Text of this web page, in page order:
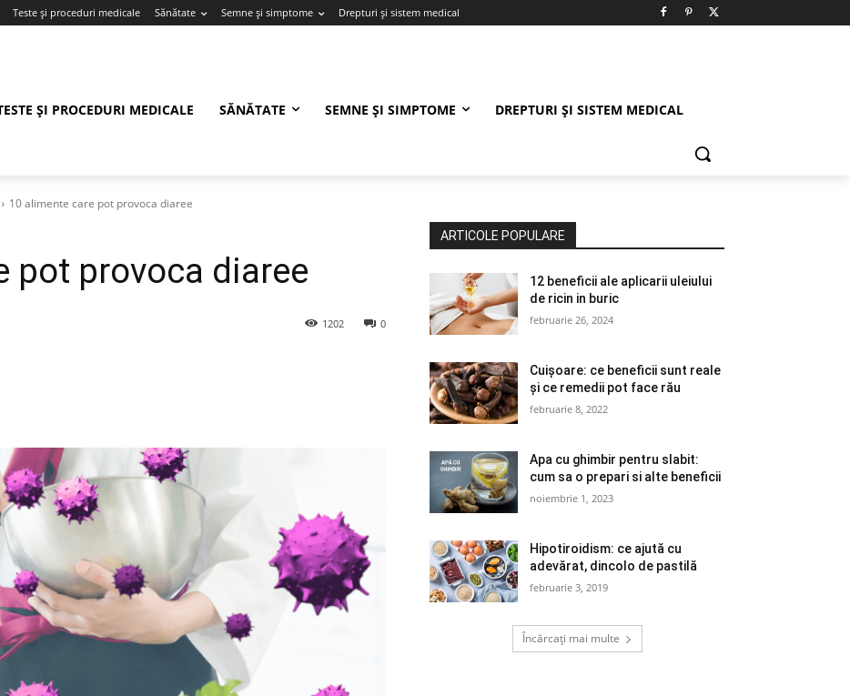
Teste și proceduri medicale Sănătate Semne și simptome Drepturi și sistem medical
ȘI PROCEDURI MEDICALE SĂNĂTATE SEMNE ȘI SIMPTOME DREPTURI ȘI SISTEM MEDICAL
10 alimente care pot provoca diaree
pot provoca diaree
0
1202
ARTICOLE POPULARE
12 beneficii ale aplicarii uleiului
de ricin in buric
februarie 26, 2024
Cuișoare: ce beneficii sunt reale
și ce remedii pot face rău
februarie 8, 2022
Apa cu ghimbir pentru slabit:
cum sa o prepari si alte beneficii
noiembrie 1, 2023
Hipotiroidism: ce ajută cu
adevărat, dincolo de pastilă
februarie 3, 2019
Încărcați mai multe